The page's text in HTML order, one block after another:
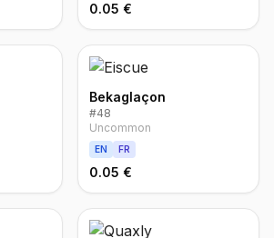
0.05 €
Bekaglaçon
#48
Uncommon
EN FR
0.05 €